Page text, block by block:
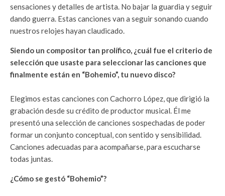
sensaciones y detalles de artista. No bajar la guardia y seguir
dando guerra. Estas canciones van a seguir sonando cuando
nuestros relojes hayan claudicado.
Siendo un compositor tan prolífico, ¿cuál fue el criterio de
selección que usaste para seleccionar las canciones que
finalmente están en “Bohemio”, tu nuevo disco?
Elegimos estas canciones con Cachorro López, que dirigió la
grabación desde su crédito de productor musical. Él me
presentó una selección de canciones sospechadas de poder
formar un conjunto conceptual, con sentido y sensibilidad.
Canciones adecuadas para acompañarse, para escucharse
todas juntas.
¿Cómo se gestó “Bohemio”?